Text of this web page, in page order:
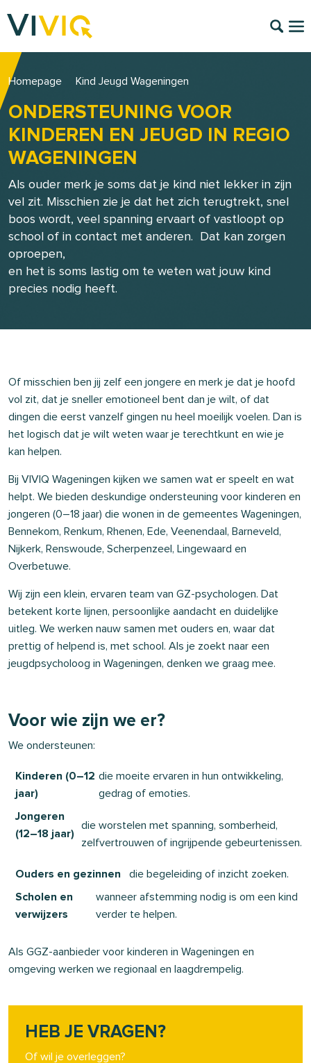
Homepage Kind Jeugd Wageningen
ONDERSTEUNING VOOR
KINDEREN EN JEUGD IN REGIO
WAGENINGEN
Als ouder merk je soms dat je kind niet lekker in zijn
vel zit. Misschien zie je dat het zich terugtrekt, snel
boos wordt, veel spanning ervaart of vastloopt op
school of in contact met anderen. Dat kan zorgen
oproepen,
en het is soms lastig om te weten wat jouw kind
precies nodig heeft.
Of misschien ben jij zelf een jongere en merk je dat je hoofd
vol zit, dat je sneller emotioneel bent dan je wilt, of dat
dingen die eerst vanzelf gingen nu heel moeilijk voelen. Dan is
het logisch dat je wilt weten waar je terechtkunt en wie je
kan helpen.
Bij VIVIQ Wageningen kijken we samen wat er speelt en wat
helpt. We bieden deskundige ondersteuning voor kinderen en
jongeren (0–18 jaar) die wonen in de gemeentes Wageningen,
Bennekom, Renkum, Rhenen, Ede, Veenendaal, Barneveld,
Nijkerk, Renswoude, Scherpenzeel, Lingewaard en
Overbetuwe.
Wij zijn een klein, ervaren team van GZ-psychologen. Dat
betekent korte lijnen, persoonlijke aandacht en duidelijke
uitleg. We werken nauw samen met ouders en, waar dat
prettig of helpend is, met school. Als je zoekt naar een
jeugdpsycholoog in Wageningen, denken we graag mee.
Voor wie zijn we er?
We ondersteunen:
Kinderen (0–12
jaar)
die moeite ervaren in hun ontwikkeling,
gedrag of emoties.
Jongeren
(12–18 jaar)
die worstelen met spanning, somberheid,
zelfvertrouwen of ingrijpende gebeurtenissen.
Ouders en gezinnen die begeleiding of inzicht zoeken.
Scholen en
verwijzers
wanneer afstemming nodig is om een kind
verder te helpen.
Als GGZ-aanbieder voor kinderen in Wageningen en
omgeving werken we regionaal en laagdrempelig.
HEB JE VRAGEN?
Of wil je overleggen?